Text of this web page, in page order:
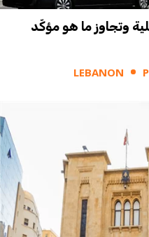
وتجاوز ما هو مؤكّد
LEBANON